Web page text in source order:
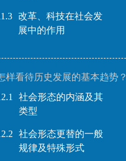
改革、科技在社会发
展中的作用
样看待历史发展的基本趋势？
社会形态的内涵及其
类型
社会形态更替的一般
规律及特殊形式